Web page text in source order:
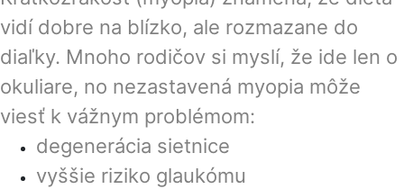
vidí dobre na blízko, ale rozmazane do
diaľky. Mnoho rodičov si myslí, že ide len o
okuliare, no nezastavená myopia môže
viesť k vážnym problémom:
degenerácia sietnice
vyššie riziko glaukómu